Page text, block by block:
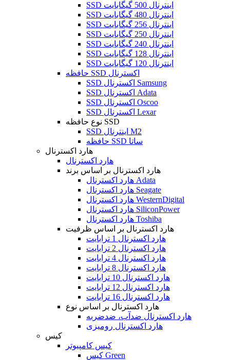
SSD اینترنال 500 گیگابایت
SSD اینترنال 480 گیگابایت
SSD اینترنال 256 گیگابایت
SSD اینترنال 250 گیگابایت
SSD اینترنال 240 گیگابایت
SSD اینترنال 128 گیگابایت
SSD اینترنال 120 گیگابایت
حافظه SSD اکسترنال
SSD اکسترنال Samsung
SSD اکسترنال Adata
SSD اکسترنال Oscoo
SSD اکسترنال Lexar
نوع حافظه SSD
SSD اینترنال M2
حافظه SSD ساتا
هارد اکسترنال
هارد اکسترنال
هارد اکسترنال بر اساس برند
هارد اکسترنال Adata
هارد اکسترنال Seagate
هارد اکسترنال WesternDigital
هارد اکسترنال SiliconPower
هارد اکسترنال Toshiba
هارد اکسترنال بر اساس ظرفیت
هارد اکسترنال 1 ترابایت
هارد اکسترنال 2 ترابایت
هارد اکسترنال 4 ترابایت
هارد اکسترنال 8 ترابایت
هارد اکسترنال 10 ترابایت
هارد اکسترنال 12 ترابایت
هارد اکسترنال 16 ترابایت
هارد اکسترنال بر اساس نوع
هارد اکسترنال ضدآب، ضدضربه
هارد اکسترنال رومیزی
کیس
کیس کامپیوتر
کیس Green